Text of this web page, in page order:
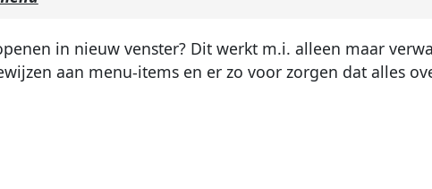
in nieuw venster? Dit werkt m.i. alleen maar
aan menu-items en er zo voor zorgen dat alles